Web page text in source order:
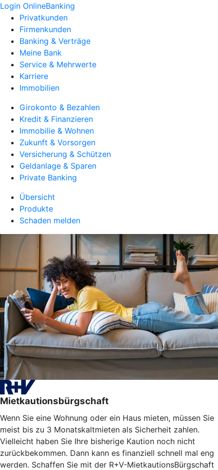
Login OnlineBanking
Privatkunden
Firmenkunden
Banking & Verträge
Meine Bank
Service & Mehrwerte
Karriere
Immobilien
Girokonto & Bezahlen
Kredit & Finanzieren
Immobilie & Wohnen
Zukunft & Vorsorgen
Versicherung & Schützen
Geldanlage & Sparen
Private Banking
Übersicht
Produkte
Schaden melden
Mietkautionsbürgschaft
Wenn Sie eine Wohnung oder ein Haus mieten, müssen Sie
meist bis zu 3 Monatskaltmieten als Sicherheit zahlen.
Vielleicht haben Sie Ihre bisherige Kaution noch nicht
zurückbekommen. Dann kann es finanziell schnell mal eng
werden. Schaffen Sie mit der R+V-MietkautionsBürgschaft